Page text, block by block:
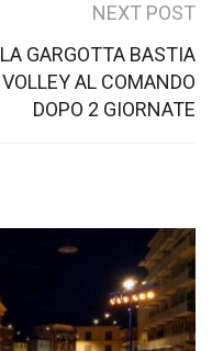
NEXT POST
LA GARGOTTA BASTIA
VOLLEY AL COMANDO
DOPO 2 GIORNATE